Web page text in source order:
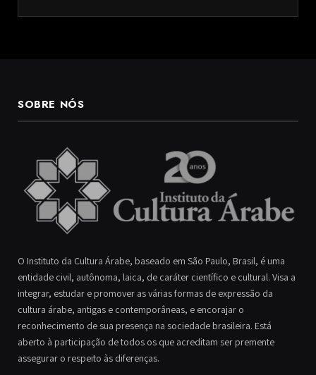
SOBRE NÓS
O Instituto da Cultura Árabe, baseado em São Paulo, Brasil, é uma
entidade civil, autônoma, laica, de caráter científico e cultural. Visa a
integrar, estudar e promover as várias formas de expressão da
cultura árabe, antigas e contemporâneas, e encorajar o
reconhecimento de sua presença na sociedade brasileira. Está
aberto à participação de todos os que acreditam ser premente
assegurar o respeito às diferenças.